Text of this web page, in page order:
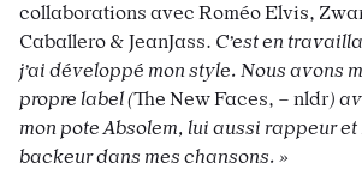
collaborations avec Roméo Elvis,
Caballero & JeanJass. C’est en
j’ai développé mon style. Nous avons
propre label (The New Faces, – nldr)
mon pote Absolem, lui aussi rappeur
backeur dans mes chansons. »